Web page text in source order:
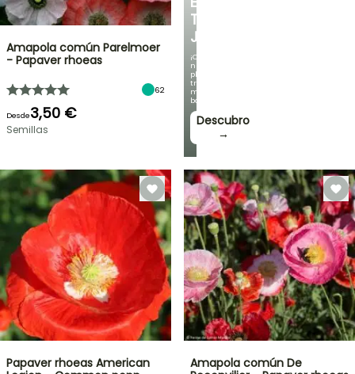
TU
JARDÍN
¡Con
nuestras
plantas
trepadoras
más
bonitas!
Descubro
→
Amapola común Parelmoer
- Papaver rhoeas
62
Desde3,50 €
Semillas
Papaver rhoeas American
Amapola común De